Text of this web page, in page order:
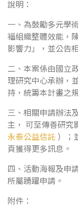
說明：
一、為鼓勵多元學
福組織整體效能，
影響力」，並公告
二、本案係由國立
理研究中心承辦，
持，統籌本計畫之
三、相關申請辦法
主， 可至傳善研究
永泰公益信託 ）；
頁獲得更多訊息。
四、活動海報及申
所屬踴躍申請。
附件：